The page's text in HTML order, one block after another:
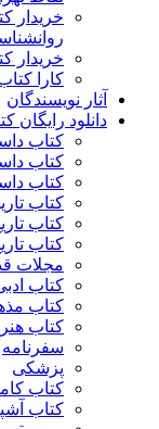
خریدار
خریدار
کارا
آثار نویسندگان
دانلود رایگان
کتاب
کتاب
کتاب
کتاب
کتاب
کتاب
مجلات
کتاب
کتاب
کتاب
سفرنامه
پزشکی
کتاب
کتاب